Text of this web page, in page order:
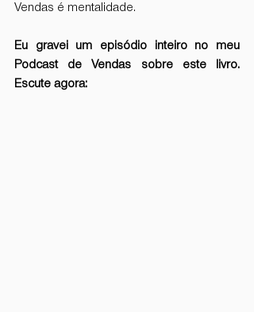
Vendas é mentalidade.
Eu gravei um episódio inteiro no meu
Podcast de Vendas sobre este livro.
Escute agora: